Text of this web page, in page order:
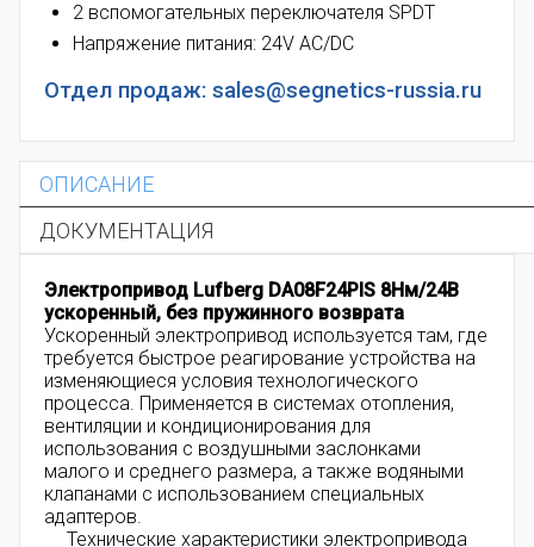
2 вспомогательных переключателя SPDT
Напряжение питания: 24V AC/DC
Отдел продаж: sales@segnetics-russia.ru
ОПИСАНИЕ
ДОКУМЕНТАЦИЯ
Электропривод Lufberg DA08F24PIS 8Нм/24В
ускоренный, без пружинного возврата
Ускоренный электропривод используется там, где
требуется быстрое реагирование устройства на
изменяющиеся условия технологического
процесса. Применяется в системах отопления,
вентиляции и кондиционирования для
использования с воздушными заслонками
малого и среднего размера, а также водяными
клапанами с использованием специальных
адаптеров.
Технические характеристики электропривода